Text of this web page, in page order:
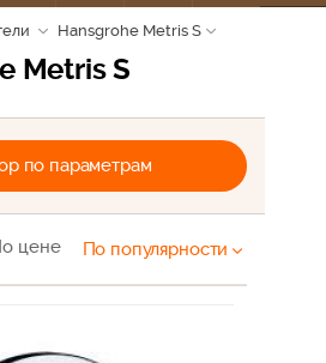
Hansgrohe Metris S
Metris S
по параметрам
цене По популярности